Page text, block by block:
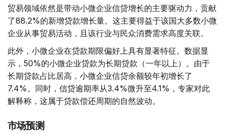
贸易领域依然是带动小微企业信贷增长的主要驱动力，贡献
了88.2%的新增贷款增长量。这主要得益于该国大多数小微
企业从事贸易活动，且该行业与民众消费需求高度关联。
此外，小微企业在贷款期限偏好上具有显著特征。数据显
示，50%的小微企业贷款为长期贷款（一年以上）。由于
长期贷款占比居高，小微企业信贷余额较年初增长了
7.4%。同时，信贷逾期率从3.4%微升至4.1%，专家对此
解释称，这属于贷款偿还周期的自然波动。
市场预测